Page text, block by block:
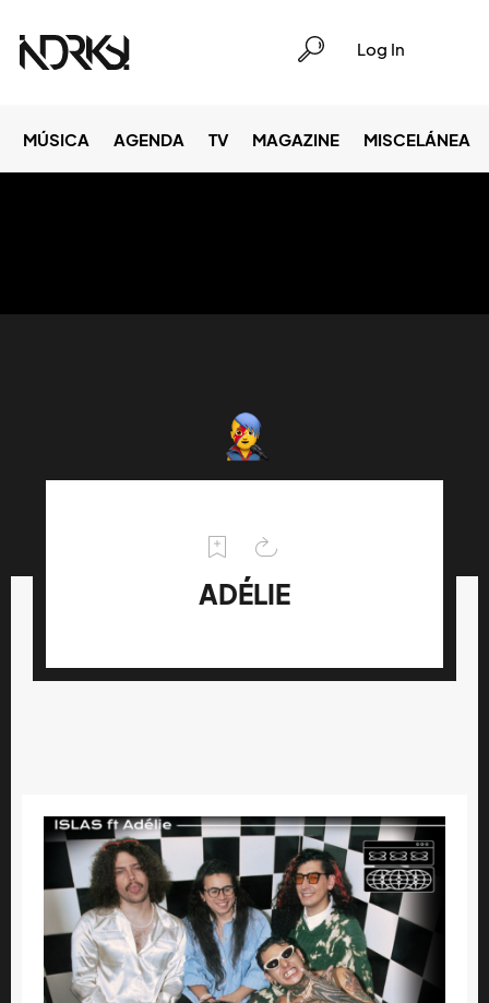
Log In
MÚSICA AGENDA TV MAGAZINE MISCELÁNEA
ADÉLIE